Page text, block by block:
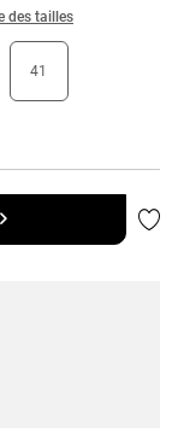
des tailles
41